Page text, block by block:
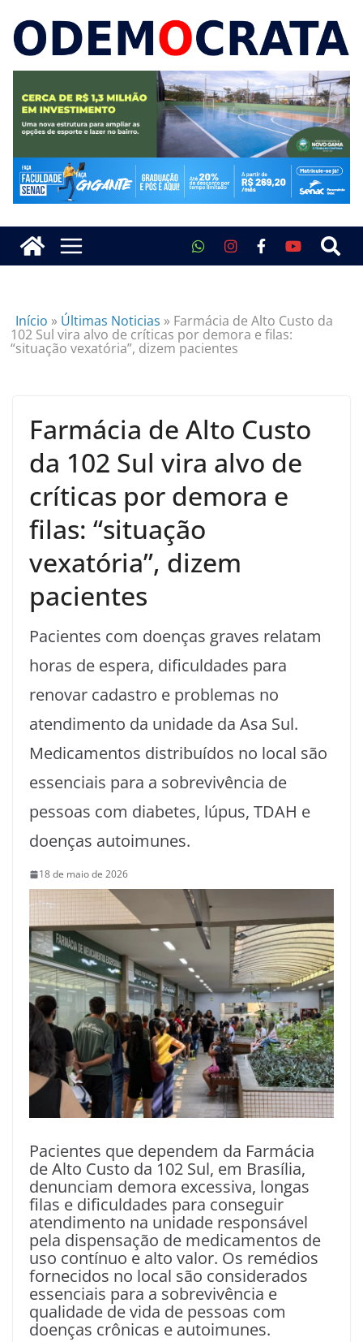
Início » Últimas Noticias » Farmácia de Alto Custo da
102 Sul vira alvo de críticas por demora e filas:
“situação vexatória”, dizem pacientes
Farmácia de Alto Custo
da 102 Sul vira alvo de
críticas por demora e
filas: “situação
vexatória”, dizem
pacientes
Pacientes com doenças graves relatam
horas de espera, dificuldades para
renovar cadastro e problemas no
atendimento da unidade da Asa Sul.
Medicamentos distribuídos no local são
essenciais para a sobrevivência de
pessoas com diabetes, lúpus, TDAH e
doenças autoimunes.
18 de maio de 2026
Pacientes que dependem da Farmácia
de Alto Custo da 102 Sul, em Brasília,
denunciam demora excessiva, longas
filas e dificuldades para conseguir
atendimento na unidade responsável
pela dispensação de medicamentos de
uso contínuo e alto valor. Os remédios
fornecidos no local são considerados
essenciais para a sobrevivência e
qualidade de vida de pessoas com
doenças crônicas e autoimunes.